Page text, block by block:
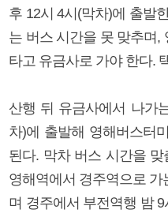
후 12시 4시(막차)에 출발
는 버스 시간을 못 맞추며,
타고 유금사로 가야 한다.
산행 뒤 유금사에서 나가
차)에 출발해 영해버스터
된다. 막차 버스 시간을
영해역에서 경주역으로
며 경주에서 부전역행 밤